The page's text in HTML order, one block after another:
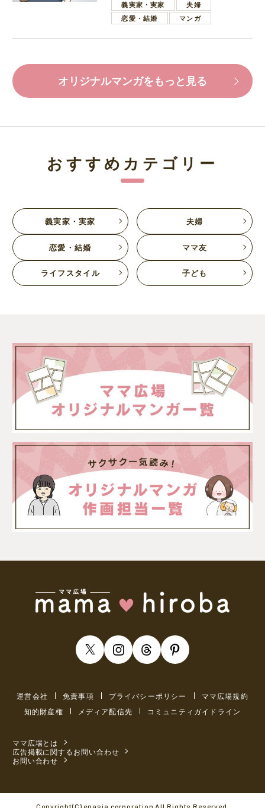
義実家・実家
夫婦
恋愛・結婚
マンガ
オリジナルマンガをもっと見る
おすすめカテゴリー
義実家・実家 夫婦
恋愛・結婚 ママ友
ライフスタイル 子ども
運営会社 免責事項 プライバシーポリシー
ママ広場規約
知的財産権
メディア配信先 コミュニティガイドライン
ママ広場とは
広告掲載に関するお問い合わせ
お問い合わせ